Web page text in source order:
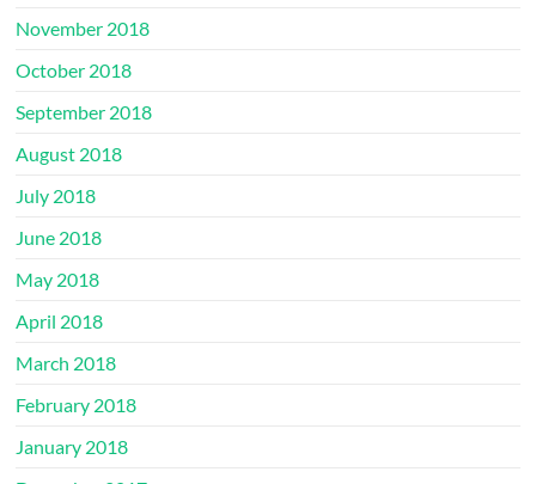
November 2018
October 2018
September 2018
August 2018
July 2018
June 2018
May 2018
April 2018
March 2018
February 2018
January 2018